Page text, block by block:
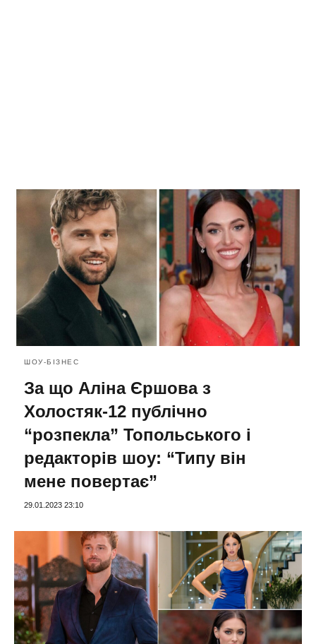
ШОУ-БІЗНЕС
За що Аліна Єршова з
Холостяк-12 публічно
“розпекла” Топольського і
редакторів шоу: “Типу він
мене повертає”
29.01.2023 23:10